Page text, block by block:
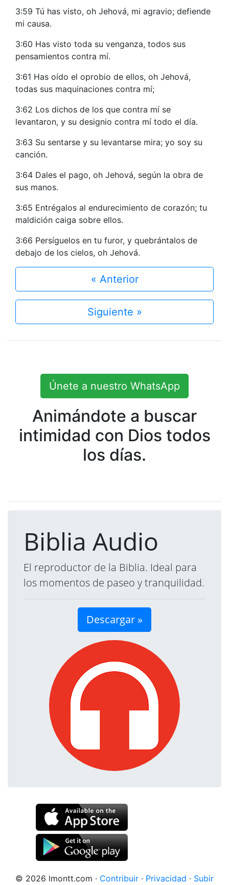
3:59 Tú has visto, oh Jehová, mi agravio; defiende
mi causa.
3:60 Has visto toda su venganza, todos sus
pensamientos contra mí.
3:61 Has oído el oprobio de ellos, oh Jehová,
todas sus maquinaciones contra mí;
3:62 Los dichos de los que contra mí se
levantaron, y su designio contra mí todo el día.
3:63 Su sentarse y su levantarse mira; yo soy su
canción.
3:64 Dales el pago, oh Jehová, según la obra de
sus manos.
3:65 Entrégalos al endurecimiento de corazón; tu
maldición caiga sobre ellos.
3:66 Persíguelos en tu furor, y quebrántalos de
debajo de los cielos, oh Jehová.
« Anterior
Siguiente »
Únete a nuestro WhatsApp
Animándote a buscar
intimidad con Dios todos
los días.
Biblia Audio
El reproductor de la Biblia. Ideal para
los momentos de paseo y tranquilidad.
Descargar »
· Subir
© 2026 lmontt.com · Contribuir · Privacidad